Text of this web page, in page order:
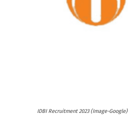
IDBI Recruitment 2023 (Image-Google)